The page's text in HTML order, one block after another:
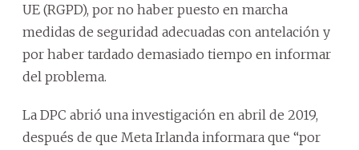
UE (RGPD), por no haber puesto en marcha
medidas de seguridad adecuadas con antelación y
por haber tardado demasiado tiempo en informar
del problema.
La DPC abrió una investigación en abril de 2019,
después de que Meta Irlanda informara que “por